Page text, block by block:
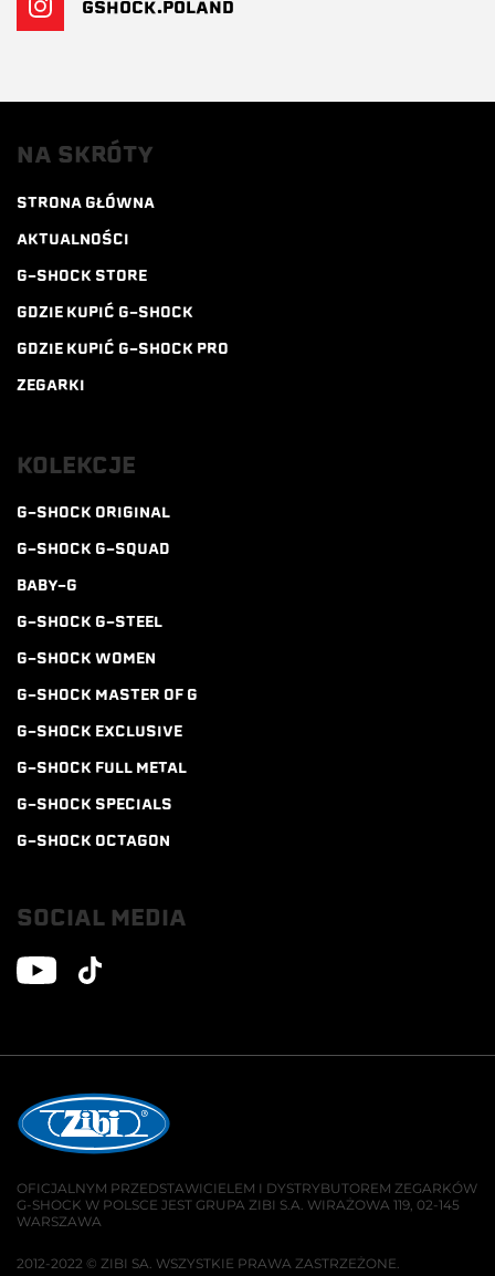
GSHOCK.POLAND
NA SKRÓTY
STRONA GŁÓWNA
AKTUALNOŚCI
G-SHOCK STORE
GDZIE KUPIĆ G-SHOCK
GDZIE KUPIĆ G-SHOCK PRO
ZEGARKI
KOLEKCJE
G-SHOCK ORIGINAL
G-SHOCK G-SQUAD
BABY-G
G-SHOCK G-STEEL
G-SHOCK WOMEN
G-SHOCK MASTER OF G
G-SHOCK EXCLUSIVE
G-SHOCK FULL METAL
G-SHOCK SPECIALS
G-SHOCK OCTAGON
SOCIAL MEDIA
OFICJALNYM PRZEDSTAWICIELEM I DYSTRYBUTOREM ZEGARKÓW
G-SHOCK W POLSCE JEST GRUPA ZIBI S.A. WIRAŻOWA 119, 02-145
WARSZAWA
2012-2022 © ZIBI SA. WSZYSTKIE PRAWA ZASTRZEŻONE.